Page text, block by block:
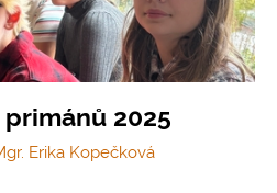
primánů 2025
Erika Kopečková